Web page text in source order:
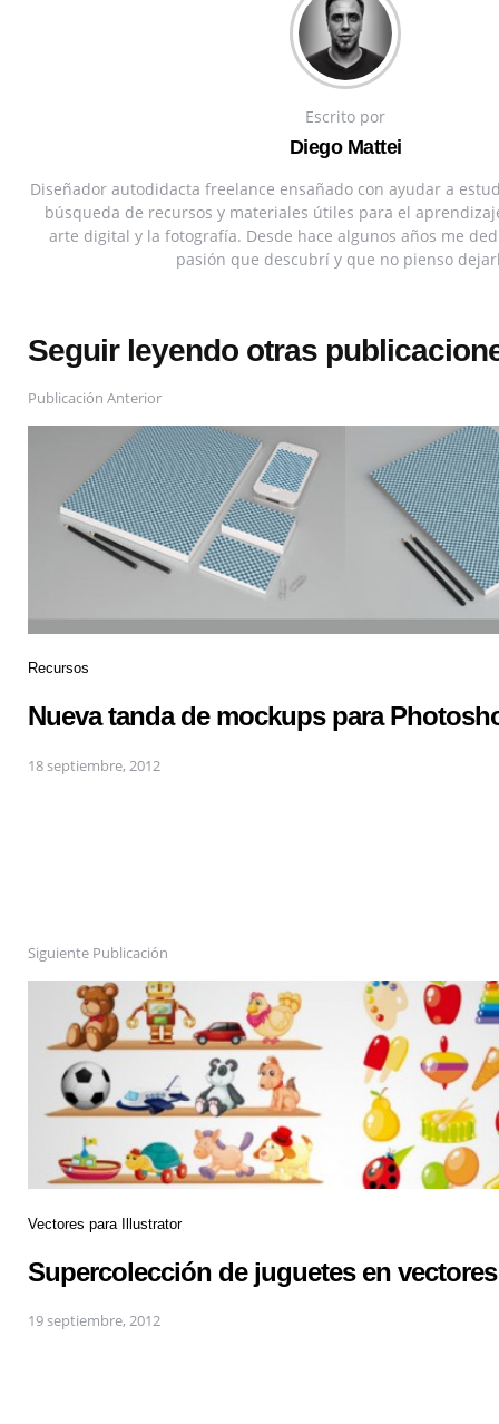
Escrito por
Diego Mattei
Diseñador autodidacta freelance ensañado con ayudar a
búsqueda de recursos y materiales útiles para el
arte digital y la fotografía. Desde hace algunos años me
pasión que descubrí y que no pienso
Seguir leyendo otras
Publicación Anterior
Recursos
Nueva tanda de mockups para
18 septiembre, 2012
Siguiente Publicación
Vectores para Illustrator
Supercolección de juguetes en vectores
19 septiembre, 2012